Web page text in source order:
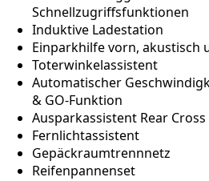
Schnellzugriffsfunktionen
Induktive Ladestation
Einparkhilfe vorn, akustisch
Toterwinkelassistent
Automatischer
& GO-Funktion
Ausparkassistent Rear
Fernlichtassistent
Gepäckraumtrennnetz
Reifenpannenset